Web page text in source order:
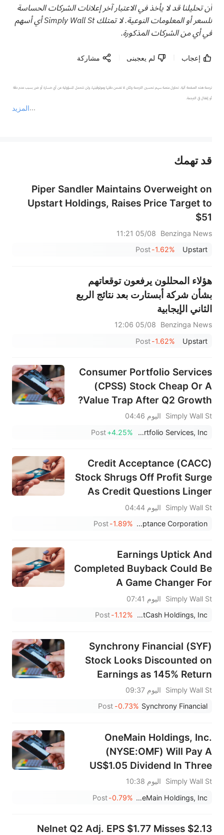
أن تحليلنا قد لا يأخذ في الاعتبار آخر إعلانات الشركات الحساسة
للسعر أو المعلومات النوعية. لا تمتلك Simply Wall St أي أسهم
في أي من الشركات المذكورة.
إعجاب لم يعجبنى مشاركة
المزيد
ترجمة هذه الصفحة آلية. تحاول منصة سهم تحسين الترجمة ولكن لا تضمن دقتها وموثوقيتها، ولن تتحمل المسؤولية عن أي خسارة أو ضرر بسبب عدم دقة
أو إغفال في الترجمة.
عند الضرورة، يرجى استشارة مستشار استثمار محترف. لا تقدم منصة سهم أي مشورة استثمارية، ولا تقدم أي التزامات أو ضمانات.
قد تهمك
Piper Sandler Maintains Overweight on
Upstart Holdings, Raises Price Target to
$51
Benzinga News
05/08 11:21
Upstart
-1.62%
Post
هؤلاء المحللون يرفعون توقعاتهم
بشأن شركة أبستارت بعد نتائج الربع
الثاني الإيجابية
Benzinga News
05/08 12:06
Upstart
-1.62%
Post
Consumer Portfolio Services
(CPSS) Stock Cheap Or A
Value Trap After Q2 Growth?
Simply Wall St
اليوم 04:46
Consumer Portfolio Services, Inc.
+4.25%
Post
Credit Acceptance (CACC)
Stock Shrugs Off Profit Surge
As Credit Questions Linger
Simply Wall St
اليوم 04:44
Credit Acceptance Corporation
-1.89%
Post
Earnings Uptick And
Completed Buyback Could Be
A Game Changer For
FirstCash Holdings (FCFS)
Simply Wall St
اليوم 07:41
FirstCash Holdings, Inc.
-1.12%
Post
Synchrony Financial (SYF)
Stock Looks Discounted on
Earnings as 145% Return
Tests Value
Simply Wall St
اليوم 09:37
Synchrony Financial
-0.73%
Post
OneMain Holdings, Inc.
(NYSE:OMF) Will Pay A
US$1.05 Dividend In Three
Days
Simply Wall St
اليوم 10:38
OneMain Holdings, Inc.
-0.79%
Post
Nelnet Q2 Adj. EPS $1.77 Misses $2.13